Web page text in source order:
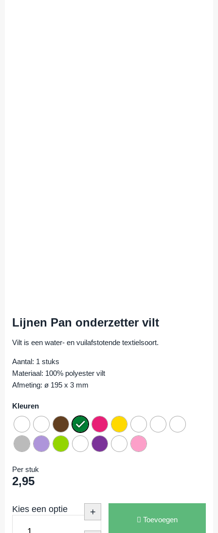
Lijnen Pan onderzetter vilt
Vilt is een water- en vuilafstotende textielsoort.
Aantal: 1 stuks
Materiaal: 100% polyester vilt
Afmeting: ø 195 x 3 mm
Kleuren
Per stuk
2,95
Kies een optie +
Toevoegen